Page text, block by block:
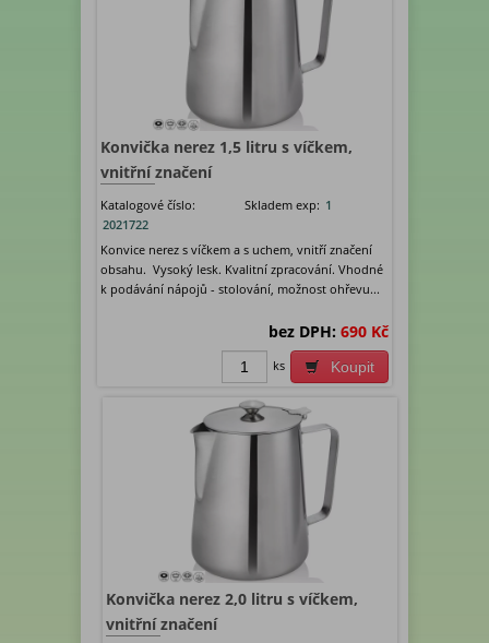
Konvička nerez 1,5 litru s víčkem,
vnitřní značení
Katalogové číslo:
2021722
Skladem exp: 1
Konvice nerez s víčkem a s uchem, vnitří značení
obsahu. Vysoký lesk. Kvalitní zpracování. Vhodné
k podávání nápojů - stolování, možnost ohřevu...
bez DPH: 690 Kč
Koupit
ks
Konvička nerez 2,0 litru s víčkem,
vnitřní značení